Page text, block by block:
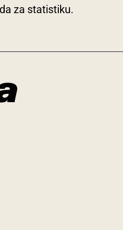
za statistiku.